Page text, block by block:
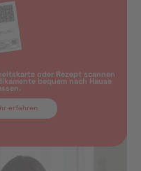
oder Rezept scannen
bequem nach Hause
erfahren